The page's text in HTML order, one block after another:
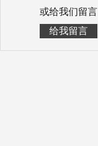
或给我们留言
给我留言